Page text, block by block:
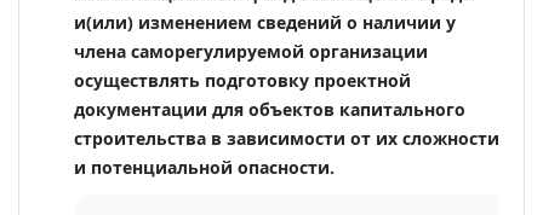
и(или) изменением сведений о наличии у
члена саморегулируемой организации
осуществлять подготовку проектной
документации для объектов капитального
строительства в зависимости от их сложности
и потенциальной опасности.